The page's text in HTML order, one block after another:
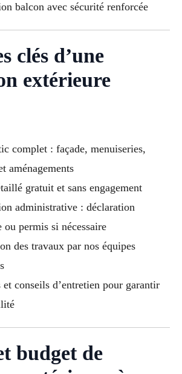
balcon avec sécurité renforcée
clés d’une
extérieure
complet : façade, menuiseries,
aménagements
gratuit et sans engagement
administrative : déclaration
ou permis si nécessaire
des travaux par nos équipes
conseils d’entretien pour garantir
budget de